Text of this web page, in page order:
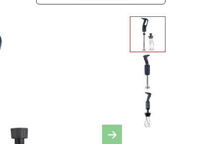
Next